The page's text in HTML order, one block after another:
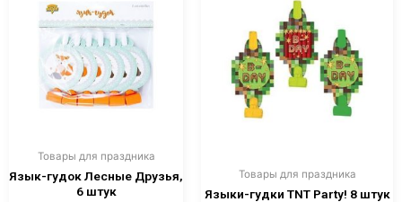
Товары для праздника
Язык-гудок Лесные Друзья,
6 штук
Товары для праздника
Языки-гудки TNT Party! 8 штук